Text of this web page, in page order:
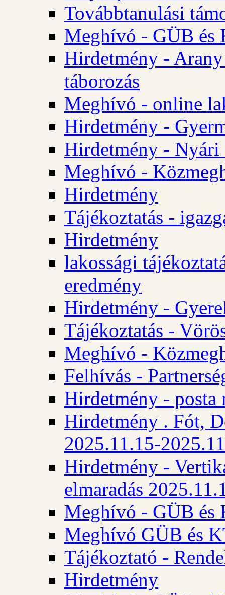
Továbbtanulási
Meghívó - GÜB és
Hirdetmény - Arany
táborozás
Meghívó - online
Hirdetmény -
Hirdetmény - Nyári
Meghívó -
Hirdetmény
Tájékoztatás -
Hirdetmény
lakossági
eredmény
Hirdetmény -
Tájékoztatás -
Meghívó -
Felhívás -
Hirdetmény - posta
Hirdetmény . Fót,
2025.11.15-
Hirdetmény -
elmaradás
Meghívó - GÜB és
Meghívó GÜB és
Tájékoztató -
Hirdetmény